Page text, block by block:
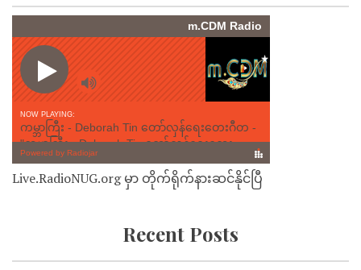
Live.RadioNUG.org မှာ တိုက်ရိုက်နားဆင်နိုင်ပြီ
Recent Posts